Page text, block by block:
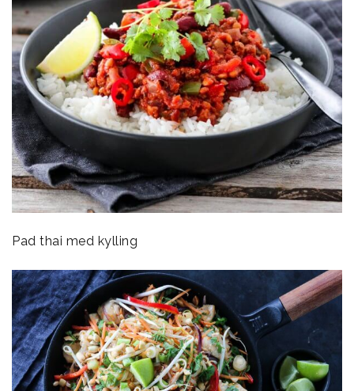
Pad thai med kylling